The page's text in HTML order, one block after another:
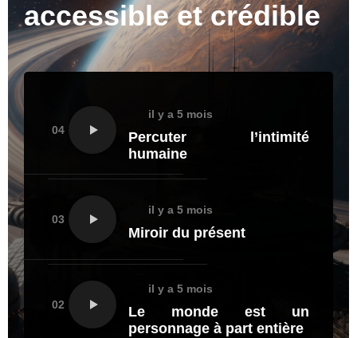
accessible et crédible
04
il y a 5 mois
Percuter l’intimité
humaine
03
il y a 5 mois
Miroir du présent
02
il y a 5 mois
Le monde est un
personnage à part entière